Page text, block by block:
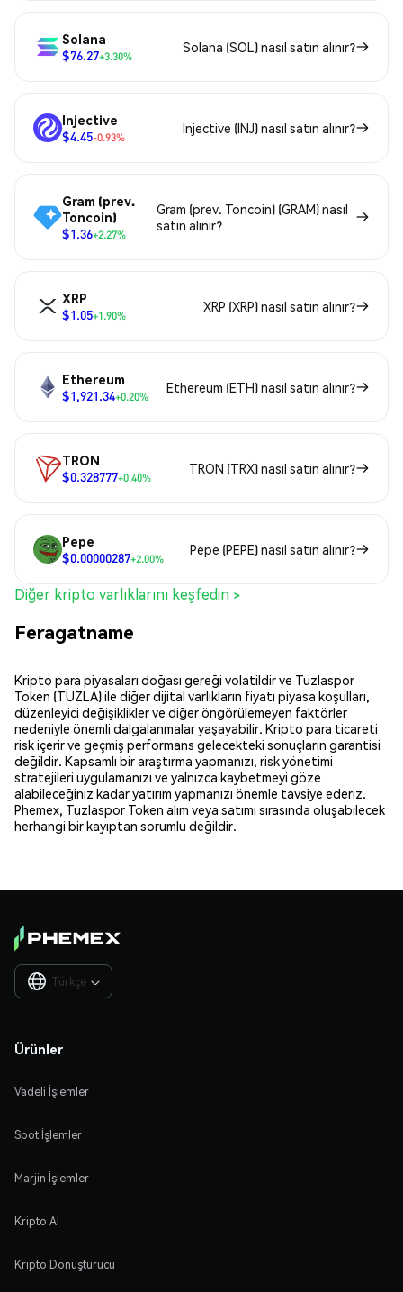
Solana
$76.27+3.30%
Solana (SOL) nasıl satın alınır?
Injective
$4.45-0.93%
Injective (INJ) nasıl satın alınır?
Gram (prev.
Toncoin)
$1.36+2.27%
Gram (prev. Toncoin) (GRAM) nasıl
satın alınır?
XRP
$1.05+1.90%
XRP (XRP) nasıl satın alınır?
Ethereum
$1,921.34+0.20%
Ethereum (ETH) nasıl satın alınır?
TRON
$0.328777+0.40%
TRON (TRX) nasıl satın alınır?
Pepe
$0.00000287+2.00%
Pepe (PEPE) nasıl satın alınır?
Diğer kripto varlıklarını keşfedin >
Feragatname
Kripto para piyasaları doğası gereği volatildir ve Tuzlaspor
Token (TUZLA) ile diğer dijital varlıkların fiyatı piyasa koşulları,
düzenleyici değişiklikler ve diğer öngörülemeyen faktörler
nedeniyle önemli dalgalanmalar yaşayabilir. Kripto para ticareti
risk içerir ve geçmiş performans gelecekteki sonuçların garantisi
değildir. Kapsamlı bir araştırma yapmanızı, risk yönetimi
stratejileri uygulamanızı ve yalnızca kaybetmeyi göze
alabileceğiniz kadar yatırım yapmanızı önemle tavsiye ederiz.
Phemex, Tuzlaspor Token alım veya satımı sırasında oluşabilecek
herhangi bir kayıptan sorumlu değildir.
Türkçe 
Ürünler
Vadeli İşlemler
Spot İşlemler
Marjin İşlemler
Kripto Al
Kripto Dönüştürücü